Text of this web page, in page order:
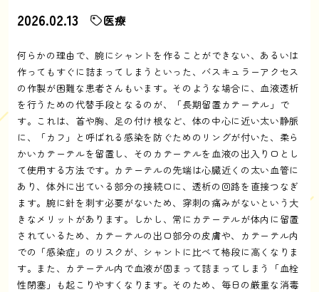
2026.02.13 医療
何らかの理由で、腕にシャントを作ることができない、あるいは
作ってもすぐに詰まってしまうといった、バスキュラーアクセス
の作製が困難な患者さんもいます。そのような場合に、血液透析
を行うための代替手段となるのが、「長期留置カテーテル」で
す。これは、首や胸、足の付け根など、体の中心に近い太い静脈
に、「カフ」と呼ばれる感染を防ぐためのリングが付いた、柔ら
かいカテーテルを留置し、そのカテーテルを血液の出入り口とし
て使用する方法です。カテーテルの先端は心臓近くの太い血管に
あり、体外に出ている部分の接続口に、透析の回路を直接つなぎ
ます。腕に針を刺す必要がないため、穿刺の痛みがないという大
きなメリットがあります。しかし、常にカテーテルが体内に留置
されているため、カテーテルの出口部分の皮膚や、カテーテル内
での「感染症」のリスクが、シャントに比べて格段に高くなりま
す。また、カテーテル内で血液が固まって詰まってしまう「血栓
性閉塞」も起こりやすくなります。そのため、毎日の厳重な消毒